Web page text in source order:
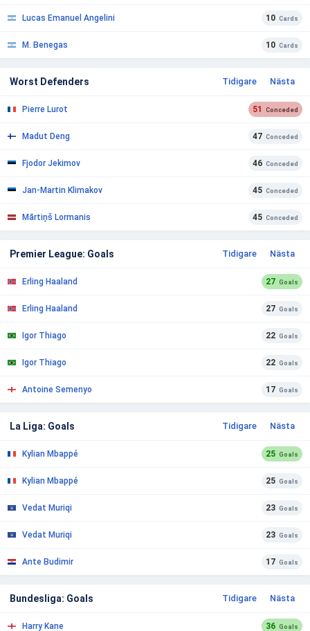
Lucas Emanuel Angelini 10 Cards
M. Benegas 10 Cards
Worst Defenders Tidigare Nästa
Pierre Lurot 51 Conceded
Madut Deng 47 Conceded
Fjodor Jekimov 46 Conceded
Jan-Martin Klimakov 45 Conceded
Mārtiņš Lormanis 45 Conceded
Premier League: Goals Tidigare Nästa
Erling Haaland 27 Goals
Erling Haaland 27 Goals
Igor Thiago 22 Goals
Igor Thiago 22 Goals
Antoine Semenyo 17 Goals
La Liga: Goals Tidigare Nästa
Kylian Mbappé 25 Goals
Kylian Mbappé 25 Goals
Vedat Muriqi 23 Goals
Vedat Muriqi 23 Goals
Ante Budimir 17 Goals
Bundesliga: Goals Tidigare Nästa
Harry Kane 36 Goals